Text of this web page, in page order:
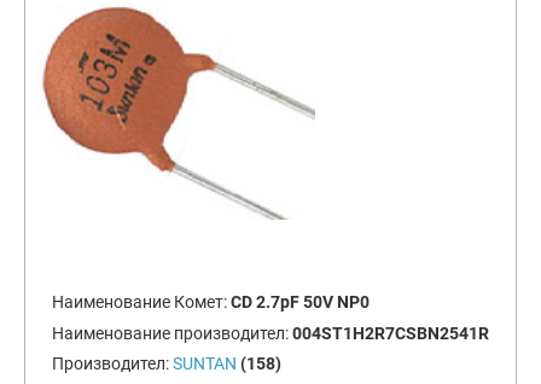
Наименование Комет:CD 2.7pF 50V NP0
Наименование производител:004ST1H2R7CSBN2541R
Производител:SUNTAN (158)